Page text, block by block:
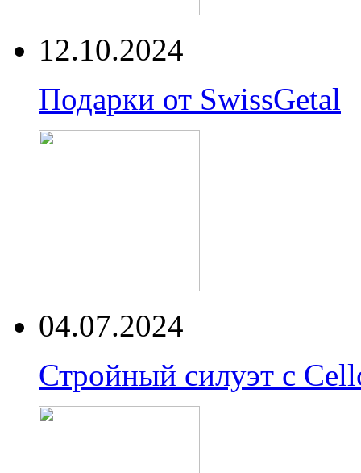
12.10.2024
Подарки от SwissGetal
04.07.2024
Стройный силуэт с